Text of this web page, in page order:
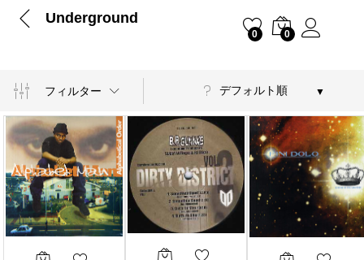
Underground
0 0
フィルター デフォルト順